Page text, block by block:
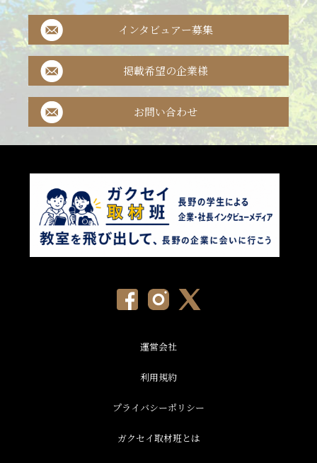
インタビュアー募集
掲載希望の企業様
お問い合わせ
運営会社
利用規約
プライバシーポリシー
ガクセイ取材班とは